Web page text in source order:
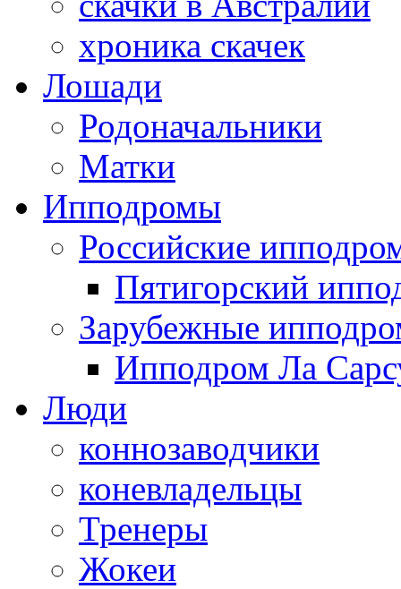
хроника скачек
Лошади
Родоначальники
Матки
Ипподромы
Российские
Пятигорский
Зарубежные
Ипподром Ла
Люди
коннозаводчики
коневладельцы
Тренеры
Жокеи